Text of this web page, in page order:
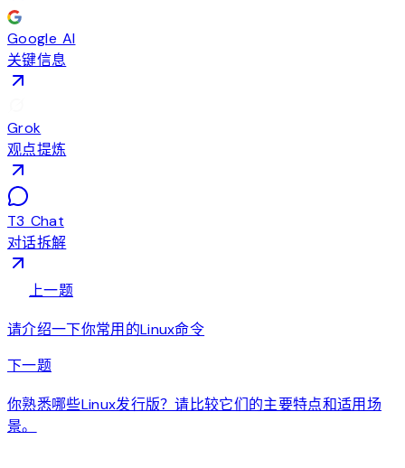
Google AI
关键信息
Grok
观点提炼
T3 Chat
对话拆解
上一题
请介绍一下你常用的Linux命令
下一题arrow_forward
你熟悉哪些Linux发行版？请比较它们的主要特点和适用场
景。